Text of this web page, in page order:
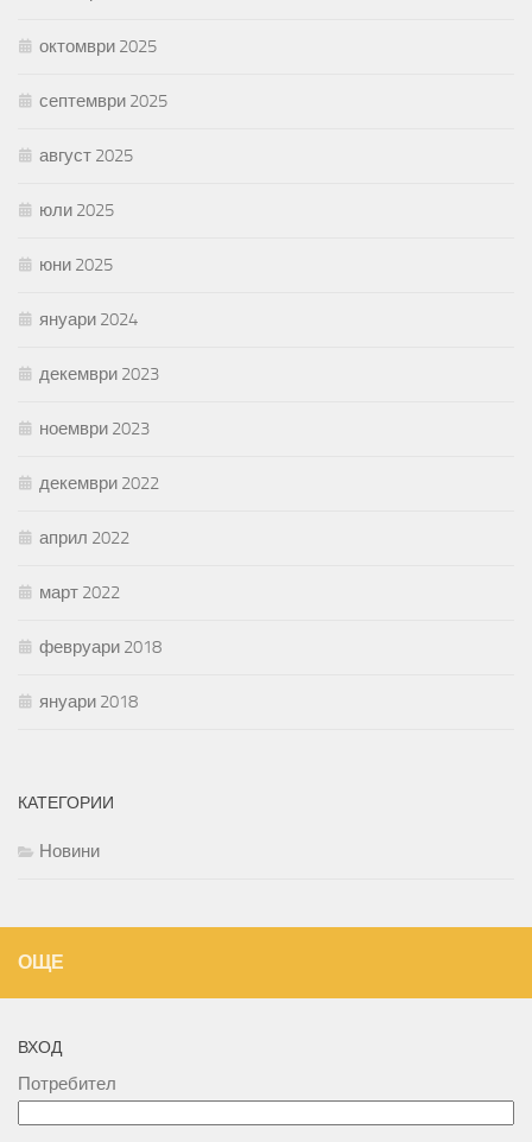
октомври 2025
септември 2025
август 2025
юли 2025
юни 2025
януари 2024
декември 2023
ноември 2023
декември 2022
април 2022
март 2022
февруари 2018
януари 2018
КАТЕГОРИИ
Новини
ОЩЕ
ВХОД
Потребител